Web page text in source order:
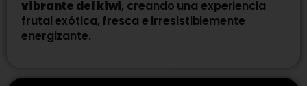
vibrante del kiwi, creando una experiencia
frutal exótica, fresca e irresistiblemente
energizante.